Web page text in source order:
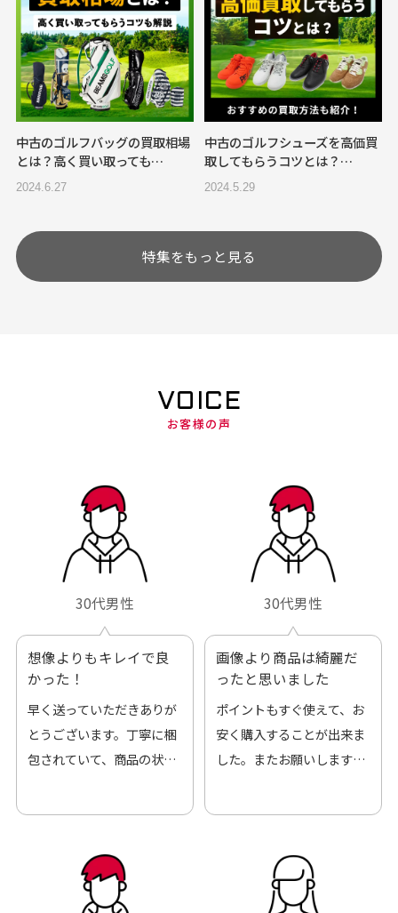
中古のゴルフバッグの買取相場
とは？高く買い取っても…
2024.6.27
中古のゴルフシューズを高価買
取してもらうコツとは？…
2024.5.29
特集をもっと見る
VOICE
お客様の声
30代男性
想像よりもキレイで良
かった！
早く送っていただきありが
とうございます。丁寧に梱
包されていて、商品の状態
30代男性
画像より商品は綺麗だ
ったと思いました
ポイントもすぐ使えて、お
安く購入することが出来ま
した。またお願いします、